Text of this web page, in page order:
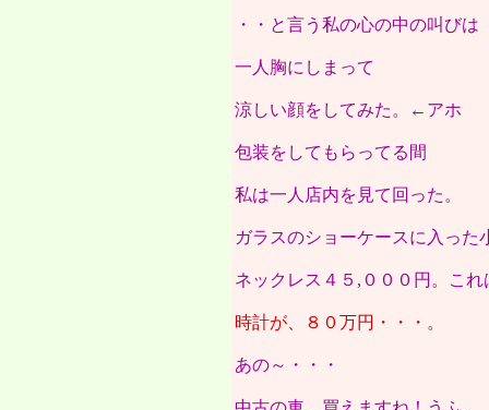
・・と言う私の心の中の叫びは
一人胸にしまって
涼しい顔をしてみた。←アホ
包装をしてもらってる間
私は一人店内を見て回った。
ガラスのショーケースに入った
ネックレス４５,０００円。こ
時計が、８０万円・・・。
あの～・・・